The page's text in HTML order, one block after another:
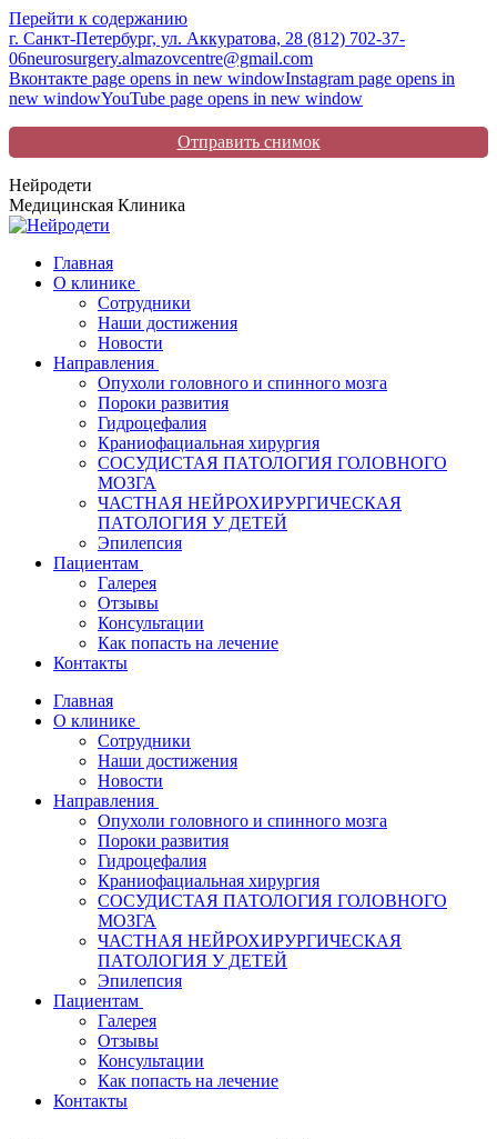
Перейти к содержанию
г. Санкт-Петербург, ул. Аккуратова, 28 (812) 702-37-
06neurosurgery.almazovcentre@gmail.com
Вконтакте page opens in new windowInstagram page opens in
new windowYouTube page opens in new window
Отправить снимок
Нейродети
Медицинская Клиника
Главная
О клинике
Сотрудники
Наши достижения
Новости
Направления
Опухоли головного и спинного мозга
Пороки развития
Гидроцефалия
Краниофациальная хирургия
СОСУДИСТАЯ ПАТОЛОГИЯ ГОЛОВНОГО
МОЗГА
ЧАСТНАЯ НЕЙРОХИРУРГИЧЕСКАЯ
ПАТОЛОГИЯ У ДЕТЕЙ
Эпилепсия
Пациентам
Галерея
Отзывы
Консультации
Как попасть на лечение
Контакты
Главная
О клинике
Сотрудники
Наши достижения
Новости
Направления
Опухоли головного и спинного мозга
Пороки развития
Гидроцефалия
Краниофациальная хирургия
СОСУДИСТАЯ ПАТОЛОГИЯ ГОЛОВНОГО
МОЗГА
ЧАСТНАЯ НЕЙРОХИРУРГИЧЕСКАЯ
ПАТОЛОГИЯ У ДЕТЕЙ
Эпилепсия
Пациентам
Галерея
Отзывы
Консультации
Как попасть на лечение
Контакты